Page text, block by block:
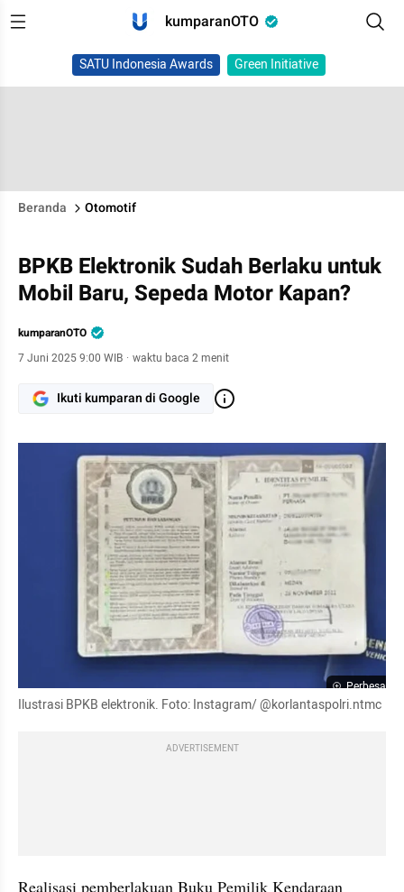
kumparanOTO
SATU Indonesia Awards Green Initiative
Beranda Otomotif
BPKB Elektronik Sudah Berlaku untuk
Mobil Baru, Sepeda Motor Kapan?
kumparanOTO
7 Juni 2025 9:00 WIB · waktu baca 2 menit
Ikuti kumparan di Google
Perbesar
Ilustrasi BPKB elektronik. Foto: Instagram/ @korlantaspolri.ntmc
ADVERTISEMENT
Realisasi pemberlakuan Buku Pemilik Kendaraan